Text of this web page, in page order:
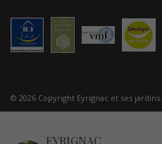
© 2026 Copyright Eyrignac et ses jardins.
EYRIGNAC